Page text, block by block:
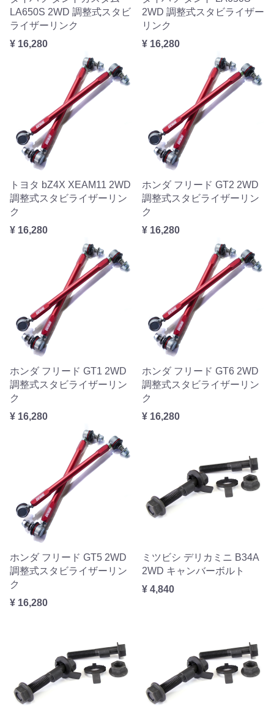
LA650S 2WD 調整式スタビ
ライザーリンク
¥ 16,280
2WD 調整式スタビライザー
リンク
¥ 16,280
トヨタ bZ4X XEAM11 2WD
調整式スタビライザーリン
ク
¥ 16,280
ホンダ フリード GT2 2WD
調整式スタビライザーリン
ク
¥ 16,280
ホンダ フリード GT1 2WD
調整式スタビライザーリン
ク
¥ 16,280
ホンダ フリード GT6 2WD
調整式スタビライザーリン
ク
¥ 16,280
ホンダ フリード GT5 2WD
調整式スタビライザーリン
ク
¥ 16,280
ミツビシ デリカミニ B34A
2WD キャンバーボルト
¥ 4,840